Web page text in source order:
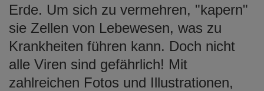
Erde. Um sich zu vermehren, "kapern"
sie Zellen von Lebewesen, was zu
Krankheiten führen kann. Doch nicht
alle Viren sind gefährlich! Mit
zahlreichen Fotos und Illustrationen,